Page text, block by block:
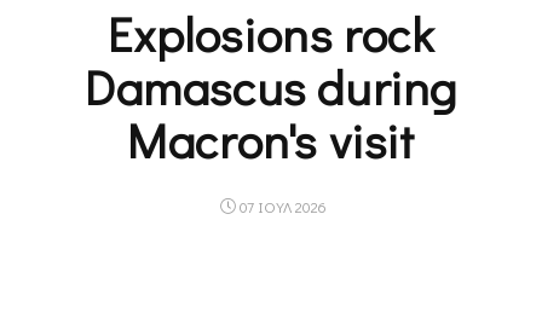
Explosions rock
Damascus during
Macron's visit
07 ΙΟΥΛ 2026